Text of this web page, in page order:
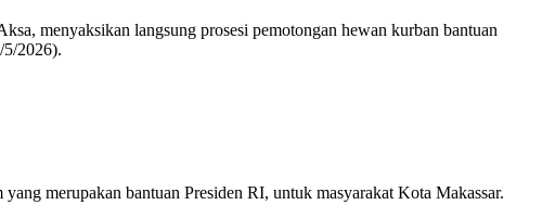
menyaksikan langsung prosesi pemotongan hewan kurban bantuan
2026).
merupakan bantuan Presiden RI, untuk masyarakat Kota Makassar.